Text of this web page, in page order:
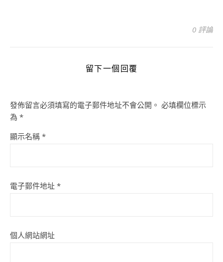
0 評論
留下一個回覆
發佈留言必須填寫的電子郵件地址不會公開。 必填欄位標示
為 *
顯示名稱 *
電子郵件地址 *
個人網站網址